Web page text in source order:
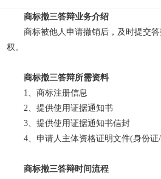
商标撤三答辩业务介绍
商标被他人申请撤销后，及时提交
权。
商标撤三答辩所需资料
1、商标注册信息
2、提供使用证据通知书
3、提供使用证据通知书信封
4、申请人主体资格证明文件(身份
商标撤三答辩时间流程